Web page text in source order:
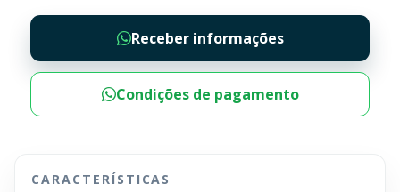
Receber informações
Condições de pagamento
CARACTERÍSTICAS